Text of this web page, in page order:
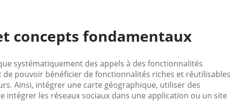
concepts fondamentaux
systématiquement des appels à des fonctionnalités
pouvoir bénéficier de fonctionnalités riches et réutilisables
Ainsi, intégrer une carte géographique, utiliser des
les réseaux sociaux dans une application ou un site